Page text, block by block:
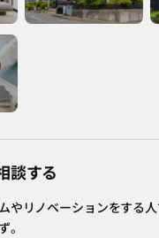
談する
やリノベーションをする
。